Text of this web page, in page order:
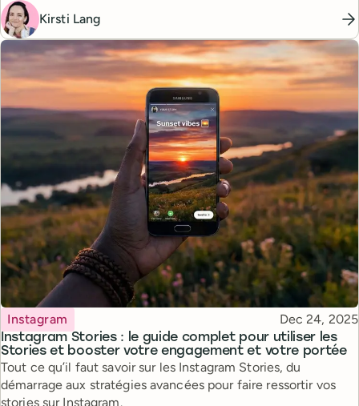
Kirsti Lang
Instagram Stories : le guide complet pour utiliser les
Stories et booster votre engagement et votre portée
Topic
Instagram Published
Dec 24, 2025
Tout ce qu’il faut savoir sur les Instagram Stories, du
démarrage aux stratégies avancées pour faire ressortir vos
stories sur Instagram.